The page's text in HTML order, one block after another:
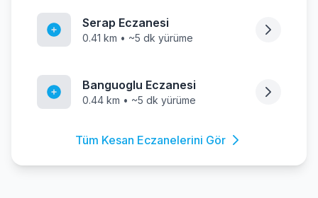
Serap Eczanesi
0.41 km • ~5 dk yürüme
Banguoglu Eczanesi
0.44 km • ~5 dk yürüme
Tüm Kesan Eczanelerini Gör